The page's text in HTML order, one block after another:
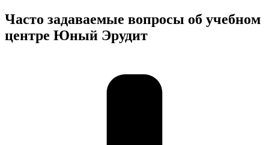
Часто задаваемые вопросы об учебном
центре Юный Эрудит